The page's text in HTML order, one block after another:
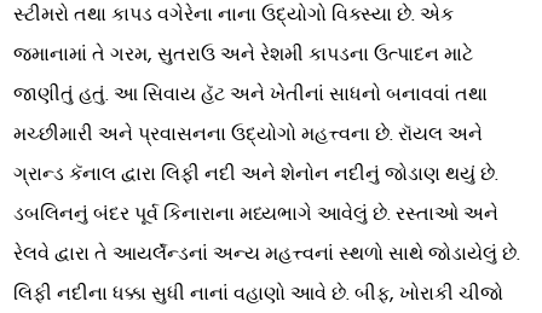
સ્ટીમરો તથા કાપડ વગેરેના નાના ઉદ્યોગો વિક્સ્યા છે. એક
જમાનામાં તે ગરમ, સુતરાઉ અને રેશમી કાપડના ઉત્પાદન માટે
જાણીતું હતું. આ સિવાય હૅટ અને ખેતીનાં સાધનો બનાવવાં તથા
મચ્છીમારી અને પ્રવાસનના ઉદ્યોગો મહત્ત્વના છે. રૉયલ અને
ગ્રાન્ડ કૅનાલ દ્વારા લિફી નદી અને શેનોન નદીનું જોડાણ થયું છે.
ડબલિનનું બંદર પૂર્વ કિનારાના મધ્યભાગે આવેલું છે. રસ્તાઓ અને
રેલવે દ્વારા તે આયર્લૅન્ડનાં અન્ય મહત્ત્વનાં સ્થળો સાથે જોડાયેલું છે.
લિફી નદીના ધક્કા સુધી નાનાં વહાણો આવે છે. બીફ, ખોરાકી ચીજો